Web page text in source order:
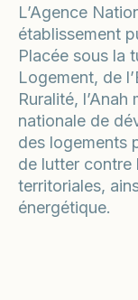
L’Agence
établissement
Placée sous la
Logement, de
Ruralité,
nationale de
des logements
de lutter contre
territoriales,
énergétique.